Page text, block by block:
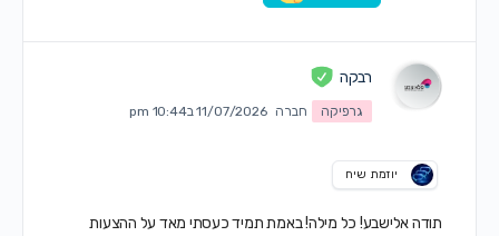
רבקה
גרפיקה חברה 11/07/2026 ב10:44 pm
יוזמת שיח
תודה אלישבע! כל מילה! באמת תמיד כעסתי מאד על ההצעות